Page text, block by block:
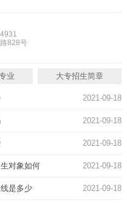
828号
业 大专招生简章
2021-09-18
2021-09-18
2021-09-18
对象如何 2021-09-18
是多少 2021-09-18